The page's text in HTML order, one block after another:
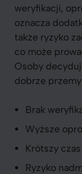
weryfikacji,
oznacza
także ryzyko
co może
Osoby
dobrze
Brak
Wyższe
Krótszy
Ryzyko